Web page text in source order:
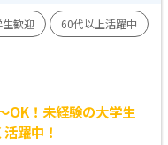
生歓迎
60代以上活躍中
OK！未経験の大学生
躍中！